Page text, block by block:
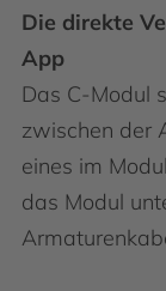
Die direkte
App
Das C-Modul
zwischen der
eines im
das Modul